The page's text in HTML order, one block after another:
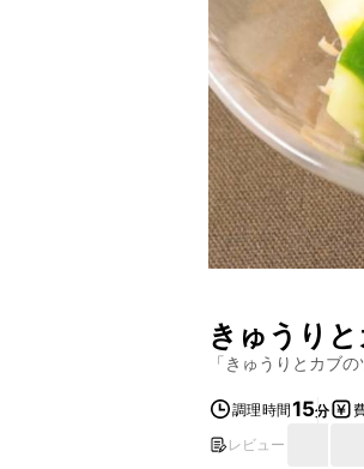
きゅうり
「きゅうりとカブの
調理時間15分
レビュー